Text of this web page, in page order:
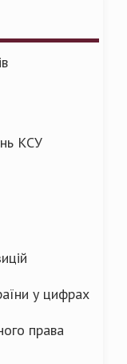
КСУ
у цифрах
права